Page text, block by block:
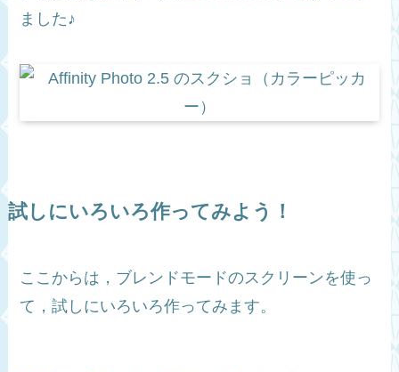
ました♪
試しにいろいろ作ってみよう！
ここからは，ブレンドモードのスクリーンを使っ
て，試しにいろいろ作ってみます。